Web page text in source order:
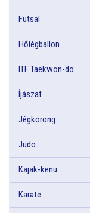
Futsal
Hőlégballon
ITF Taekwon-do
Íjászat
Jégkorong
Judo
Kajak-kenu
Karate